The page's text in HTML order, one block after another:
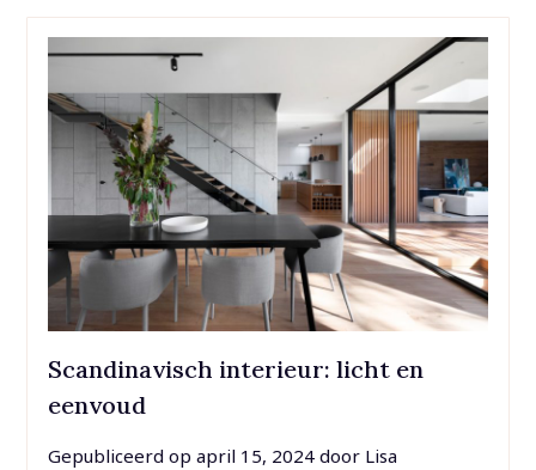
Scandinavisch interieur: licht en
eenvoud
Gepubliceerd op april 15, 2024door Lisa